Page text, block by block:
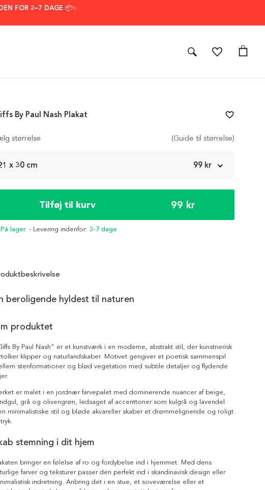
FOR 2–7 DAGE 📦✨
størrelse (Guide til størrelse)
x 30 cm 99 kr
Tilføj til kurv 99 kr
På lager - Levering indenfor: 3-7 dage
By Paul Nash Plakat favorite_border
beroligende hyldest til naturen
produktet
By Paul Nash" er et kunstværk i en moderne, abstrakt stil, der kunstnerisk
klipper og naturlandskaber. Motivet gengiver et poetisk sammenspil
stenformationer og blød vegetation med subtile detaljer og flydende
er malet i en jordnær farvepalet med dominerende nuancer af beige,
grå og olivengrøn, ledsaget af accenttoner som kulgrå og lavendel.
minimalistiske stil og bløde akvareller skaber et drømmelignende og roligt
stemning i dit hjem
bringer en følelse af ro og fordybelse ind i hjemmet. Med dens
farver og teksturer passer den perfekt ind i skandinavisk design eller
indretning. Anbring det i en stue, et soveværelse eller et